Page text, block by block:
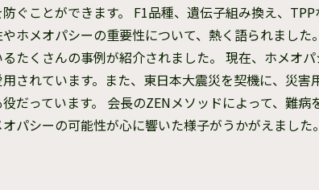
ぐことができます。 F1品種、遺伝子組み換え、
やホメオパシーの重要性について、熱く語られまし
るたくさんの事例が紹介されました。 現在、ホメオ
用されています。また、東日本大震災を契機に、災
役だっています。 会長のZENメソッドによって、難
パシーの可能性が心に響いた様子がうかがえました。